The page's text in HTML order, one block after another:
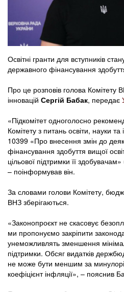
Освітні гранти для вступників
державного фінансування
Про це розповів голова Комітету
інновацій Сергій Бабак, передає
«Підкомітет одноголосно
Комітету з питань освіти, науки
10399 «Про внесення змін до
фінансування здобуття вищої
цільової підтримки її
– поінформував він.
За словами голови Комітету,
ВНЗ зберігаються.
«Законопроєкт не скасовує
ми пропонуємо закріпити
унеможливлять зменшення
підтримки. Обсяг видатків
не може бути меншим за
коефіцієнт інфляції», – пояснив